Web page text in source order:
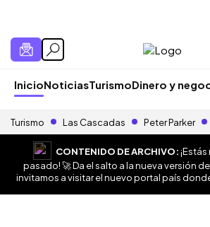
InicioNoticiasTurismoDinero y
Turismo Las Cascadas Peter Parker
CONTENIDO DE ARCHIVO:
pasado! 🚀 Da el salto a la nueva versión de
invitamos a visitar el nuevo portal país